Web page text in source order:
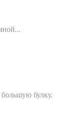
булку.